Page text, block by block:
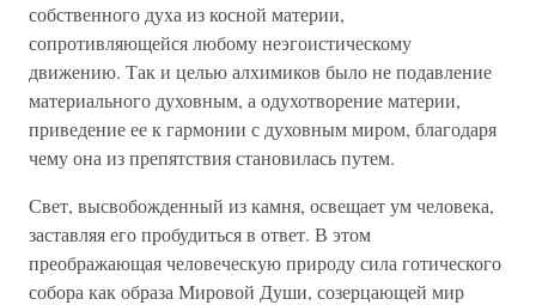
собственного духа из косной материи,
сопротивляющейся любому неэгоистическому
движению. Так и целью алхимиков было не подавление
материального духовным, а одухотворение материи,
приведение ее к гармонии с духовным миром, благодаря
чему она из препятствия становилась путем.
Свет, высвобожденный из камня, освещает ум человека,
заставляя его пробудиться в ответ. В этом
преображающая человеческую природу сила готического
собора как образа Мировой Души, созерцающей мир